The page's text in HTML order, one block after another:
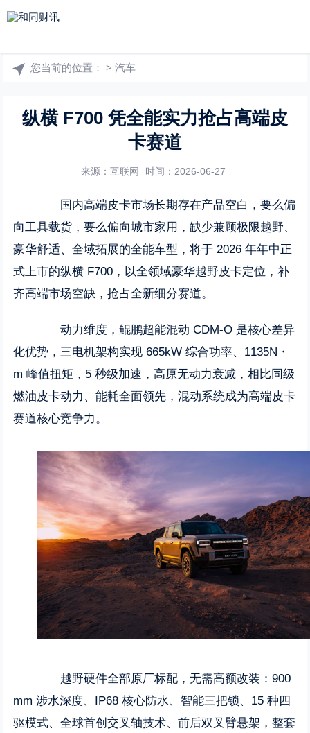
您当前的位置： >汽车
纵横 F700 凭全能实力抢占高端皮
卡赛道
来源：互联网 时间：2026-06-27
国内高端皮卡市场长期存在产品空白，要么偏
向工具载货，要么偏向城市家用，缺少兼顾极限越野、
豪华舒适、全域拓展的全能车型，将于 2026 年年中正
式上市的纵横 F700，以全领域豪华越野皮卡定位，补
齐高端市场空缺，抢占全新细分赛道。
动力维度，鲲鹏超能混动 CDM-O 是核心差异
化优势，三电机架构实现 665kW 综合功率、1135N・
m 峰值扭矩，5 秒级加速，高原无动力衰减，相比同级
燃油皮卡动力、能耗全面领先，混动系统成为高端皮卡
赛道核心竞争力。
越野硬件全部原厂标配，无需高额改装：900
mm 涉水深度、IP68 核心防水、智能三把锁、15 种四
驱模式、全球首创交叉轴技术、前后双叉臂悬架，整套